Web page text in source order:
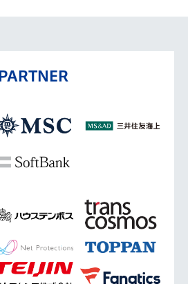
PARTNER